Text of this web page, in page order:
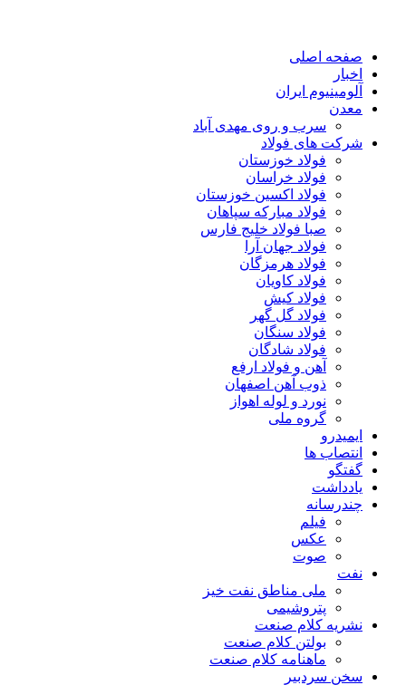
صفحه اصلی
اخبار
آلومینیوم ایران
معدن
سرب و روی مهدی آباد
شرکت های فولاد
فولاد خوزستان
فولاد خراسان
فولاد اکسین خوزستان
فولاد مبارکه سپاهان
صبا فولاد خلیج فارس
فولاد جهان آرا
فولاد هرمزگان
فولاد کاویان
فولاد کیش
فولاد گل گهر
فولاد سنگان
فولاد شادگان
آهن و فولاد ارفع
ذوب آهن اصفهان
نورد و لوله اهواز
گروه ملی
ایمیدرو
انتصاب ها
گفتگو
یادداشت
چندرسانه
فیلم
عکس
صوت
نفت
ملی مناطق نفت خیز
پتروشیمی
نشریه کلام صنعت
بولتن کلام صنعت
ماهنامه کلام صنعت
سخن سردبیر